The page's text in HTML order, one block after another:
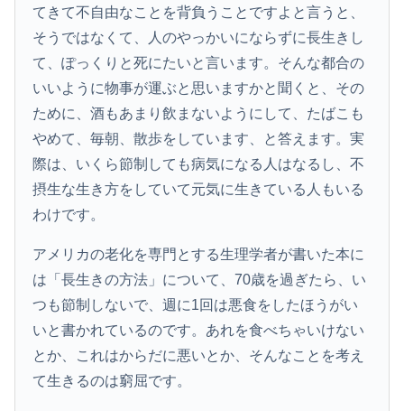
てきて不自由なことを背負うことですよと言うと、
そうではなくて、人のやっかいにならずに長生きし
て、ぽっくりと死にたいと言います。そんな都合の
いいように物事が運ぶと思いますかと聞くと、その
ために、酒もあまり飲まないようにして、たばこも
やめて、毎朝、散歩をしています、と答えます。実
際は、いくら節制しても病気になる人はなるし、不
摂生な生き方をしていて元気に生きている人もいる
わけです。
アメリカの老化を専門とする生理学者が書いた本に
は「長生きの方法」について、70歳を過ぎたら、い
つも節制しないで、週に1回は悪食をしたほうがい
いと書かれているのです。あれを食べちゃいけない
とか、これはからだに悪いとか、そんなことを考え
て生きるのは窮屈です。